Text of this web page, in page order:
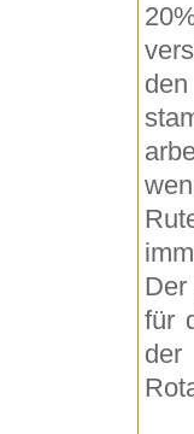
für